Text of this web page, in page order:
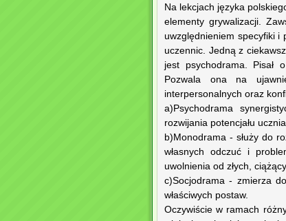
Na lekcjach języka
elementy grywalizacji.
uwzględnieniem specyfiki i
uczennic. Jedną z
jest psychodrama. Pisał
Pozwala ona na
interpersonalnych oraz
a)Psychodrama
rozwijania potencjału
b)Monodrama - służy do
własnych odczuć i
uwolnienia od złych,
c)Socjodrama - zmierza
właściwych postaw.
Oczywiście w ramach